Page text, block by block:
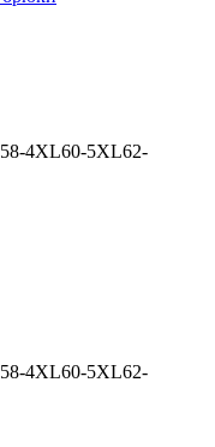
58-4XL60-5XL62-
58-4XL60-5XL62-